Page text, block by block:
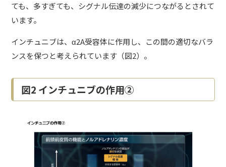
ても、多すぎても、シグナル伝達の減少につながるとされて
います。
インチュニブは、α2A受容体に作用し、この間の適切なバラ
ンスを保つと考えられています（図2）。
図2 インチュニブの作用②